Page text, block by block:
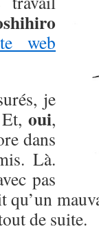
web
je
oui,
dans
Là.
pas
qu’un
de suite.